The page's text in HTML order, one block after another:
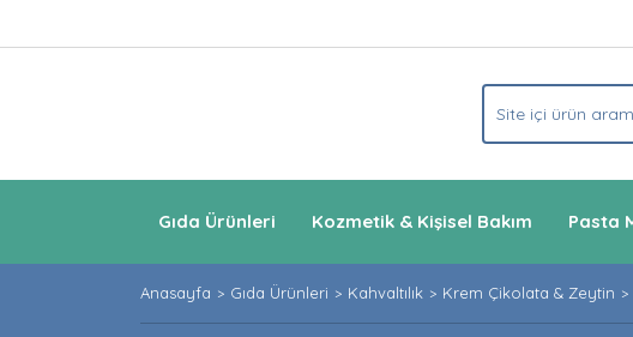
Gıda Ürünleri Kozmetik & Kişisel Bakım Pasta
Anasayfa Gıda Ürünleri Kahvaltılık Krem Çikolata & Zeytin